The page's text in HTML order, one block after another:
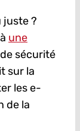
juste ?
une
sécurité
sur la
les e-
de la